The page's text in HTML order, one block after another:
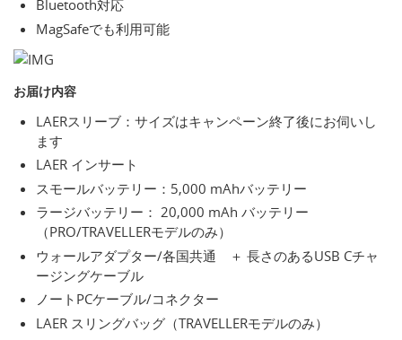
Bluetooth対応
MagSafeでも利用可能
お届け内容
LAERスリーブ：サイズはキャンペーン終了後にお伺いし
ます
LAER インサート
スモールバッテリー：5,000 mAhバッテリー
ラージバッテリー： 20,000 mAh バッテリー
（PRO/TRAVELLERモデルのみ）
ウォールアダプター/各国共通 ＋ 長さのあるUSB Cチャ
ージングケーブル
ノートPCケーブル/コネクター
LAER スリングバッグ（TRAVELLERモデルのみ）